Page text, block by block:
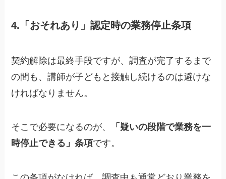
4.「おそれあり」認定時の業務停止条項
契約解除は最終手段ですが、調査が完了するまで
の間も、講師が子どもと接触し続けるのは避けな
ければなりません。
そこで必要になるのが、
「疑いの段階で業務を一
時停止できる」条項です。